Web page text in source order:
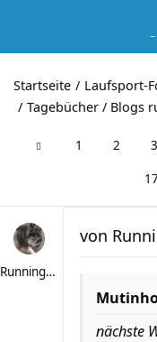
Startseite
Laufsport-
Tagebücher / Blogs
1 2 3
RunningPotatoe
von
nächste